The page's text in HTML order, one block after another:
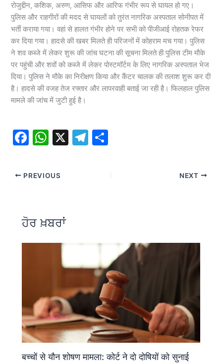
रोजुद्दीन, कशिक, अरुण, आसिफ और आरिफ गंभीर रूप से घायल हो गए।
पुलिस और राहगीरों की मदद से घायलों को तुरंत नागरिक अस्पताल सोनीपत में
भर्ती कराया गया। वहां से हालत गंभीर होने पर सभी को पीजीआई रोहतक रेफर
कर दिया गया। हादसे की खबर मिलते ही परिजनों में कोहराम मच गया। पुलिस
ने शव कब्जे में लेकर शुरू की जांच घटना की सूचना मिलते ही पुलिस टीम मौके
पर पहुंची और शवों को कब्जे में लेकर पोस्टमॉर्टम के लिए नागरिक अस्पताल भेज
दिया। पुलिस ने मौके का निरीक्षण किया और कैंटर चालक की तलाश शुरू कर दी
है। हादसे की वजह तेज रफ्तार और लापरवाही बताई जा रही है। फिलहाल पुलिस
मामले की जांच में जुटी हुई है।
F
c
e
o
o
k
W
at
s
p
p
X
T
ar
e
PREVIOUS NEXT
ਹੋਰ ਖ਼ਬਰਾਂ
बच्चों से यौन शोषण मामला: कोर्ट ने दो दोषियों को सुनाई